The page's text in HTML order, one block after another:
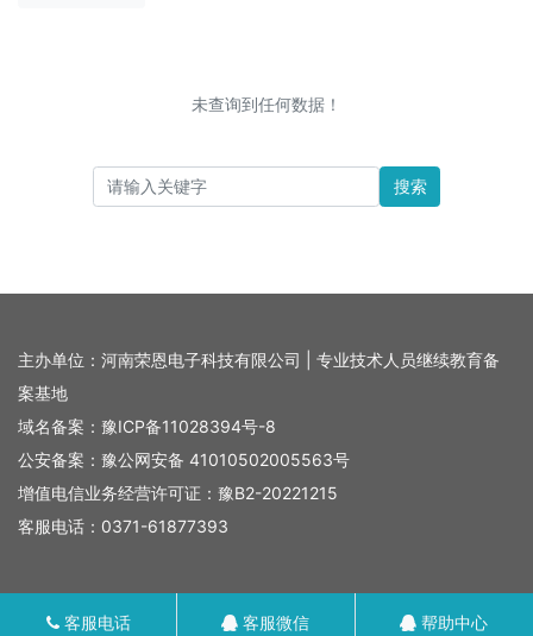
未查询到任何数据！
搜索
主办单位：河南荣恩电子科技有限公司 | 专业技术人员继续教育备
案基地
域名备案： 豫ICP备11028394号-8
公安备案： 豫公网安备 41010502005563号
增值电信业务经营许可证：豫B2-20221215
客服电话：0371-61877393
客服电话 客服微信 帮助中心